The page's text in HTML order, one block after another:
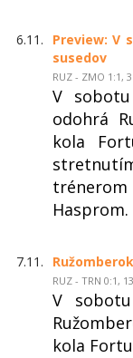
6.11.
Preview: V
susedov
RUZ - ZMO 1:1,
V
odohrá
kola
Hasprom.
7.11.
RUZ - TRN 0:1,
V
kola